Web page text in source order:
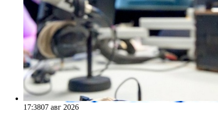
17:3807 авг 2026